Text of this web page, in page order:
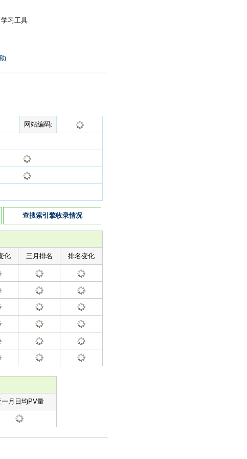
学习工具
网站编码:
查搜索引擎收录情况
化 三月排名 排名变化
一月日均PV量